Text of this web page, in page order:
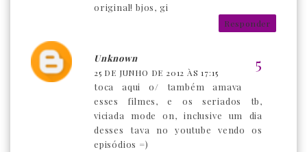
original! bjos, gi
Responder
Unknown
25 DE JUNHO DE 2012 ÀS 17:15
toca aqui o/ também amava
esses filmes, e os seriados tb,
viciada mode on, inclusive um dia
desses tava no youtube vendo os
episódios =)